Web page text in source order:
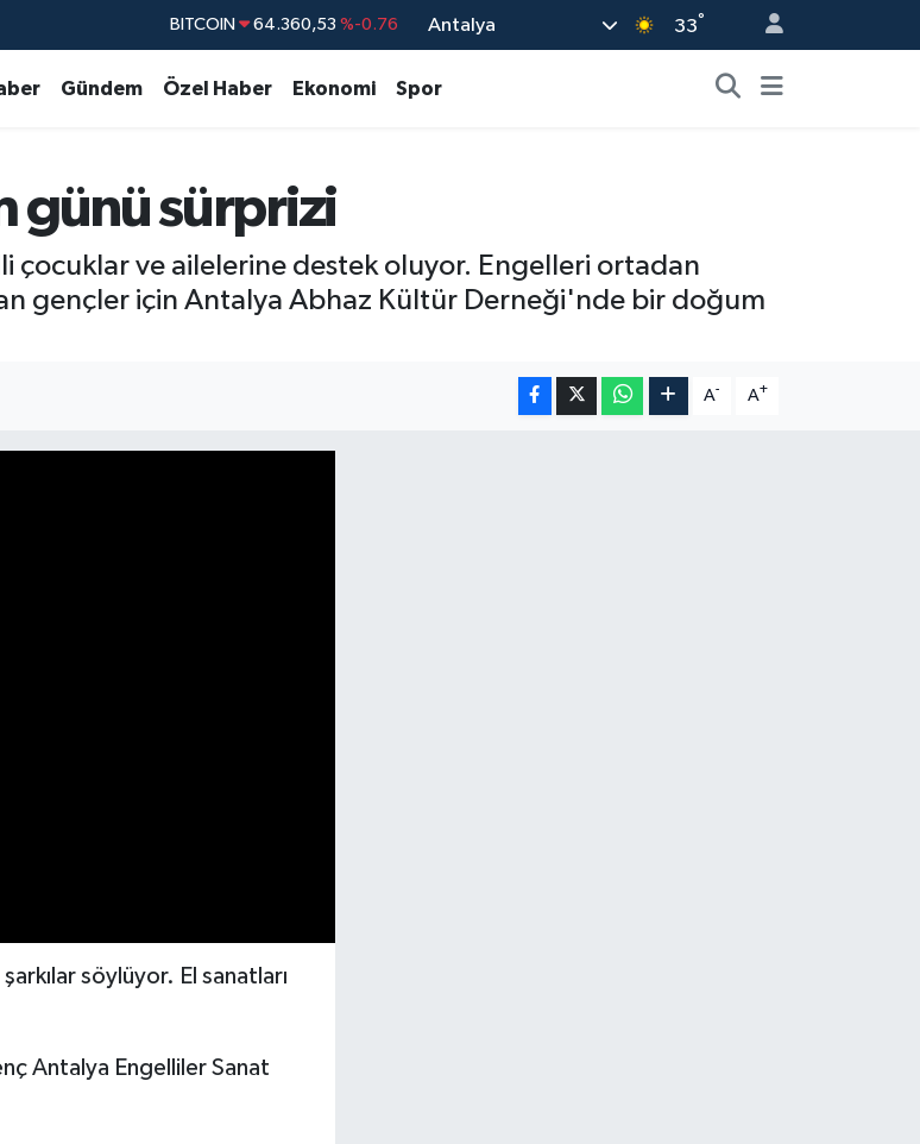
BITCOIN 64.360,53 %-0.76
GRAM ALTIN 6574.81
BİST100
Antalya 33°
Gündem Özel Haber Ekonomi Spor
günü sürprizi
çocuklar ve ailelerine destek oluyor. Engelleri ortadan
gençler için Antalya Abhaz Kültür Derneği'nde bir doğum
A- A+
söylüyor. El sanatları
Antalya Engelliler Sanat